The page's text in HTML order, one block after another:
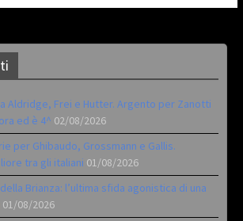
Aldridge, Frei e Hutter. Argento per Zanotti
ed è 4^ 02/08/2026
per Ghibaudo, Grossmann e Gallis.
tra gli italiani 01/08/2026
Brianza: l’ultima sfida agonistica di una
01/08/2026